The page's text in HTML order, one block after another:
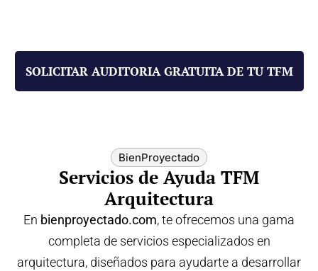
SOLICITAR AUDITORIA GRATUITA DE TU TFM
BienProyectado
Servicios de Ayuda TFM
Arquitectura
En bienproyectado.com, te ofrecemos una gama
completa de servicios especializados en
arquitectura, diseñados para ayudarte a desarrollar